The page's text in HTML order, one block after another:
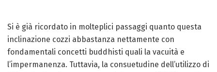
Si è già ricordato in molteplici passaggi quanto questa
inclinazione cozzi abbastanza nettamente con
fondamentali concetti buddhisti quali la vacuità e
l’impermanenza. Tuttavia, la consuetudine dell’utilizzo di